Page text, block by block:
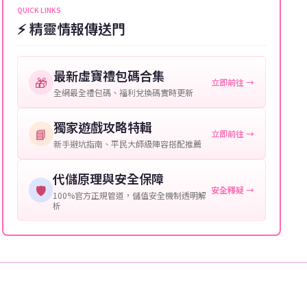
角色名稱：您遊戲中的角色名稱。
等級：角色的當前等級。
提供這些信息能幫助我們更快地處理您的代儲需求，確
保您盡享遊戲樂趣！
QUICK LINKS
⚡ 精靈情報傳送門
🎁 最新虛寶禮包碼合集
全網最全禮包碼、福利兌換碼實時更新
立即前往 →
📘 獨家遊戲攻略特輯
新手避坑指南、平民大師級陣容搭配推薦
立即前往 →
🛡️
代儲原理與安全保障
100%官方正規管道，儲值安全機制透明解
析
安全釋疑 →